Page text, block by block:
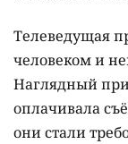
Телеведущая
человеком и
Наглядный
оплачивала
они стали